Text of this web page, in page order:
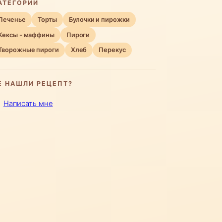
Торты Булочки и пирожки
- маффины Пироги
пироги Хлеб Перекус
НАШЛИ РЕЦЕПТ?
Написать мне